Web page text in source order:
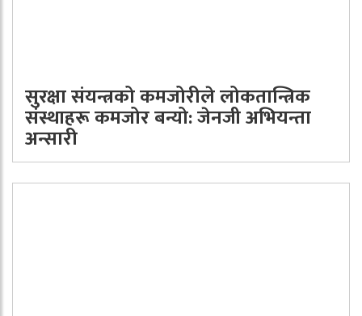
सुरक्षा संयन्त्रको कमजोरीले लोकतान्त्रिक
संस्थाहरू कमजोर बन्यो: जेनजी अभियन्ता
अन्सारी